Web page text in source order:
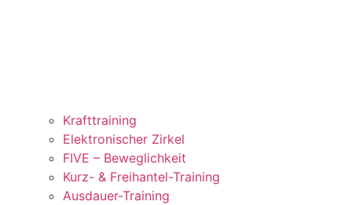
Krafttraining
Elektronischer Zirkel
FIVE – Beweglichkeit
Kurz- & Freihantel-Training
Ausdauer-Training